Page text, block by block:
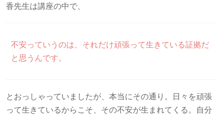
香先生は講座の中で、
不安っていうのは、それだけ頑張って生きている証拠だ
と思うんです。
とおっしゃっていましたが、本当にその通り。日々を頑張
って生きているからこそ、その不安が生まれてくる。自分